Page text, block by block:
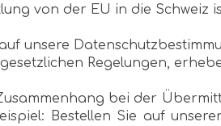
von der EU in die Schweiz
unsere
Regelungen,
bei der
Bestellen Sie auf